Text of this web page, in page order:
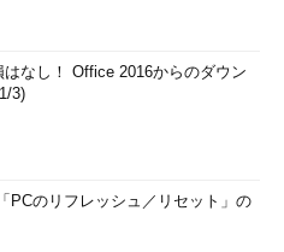
なし！ Office 2016からのダウン
3)
PCのリフレッシュ／リセット」の